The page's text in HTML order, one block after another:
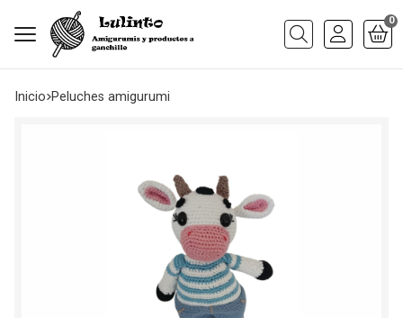
Buscar
0
Inicio peluches amigurumi